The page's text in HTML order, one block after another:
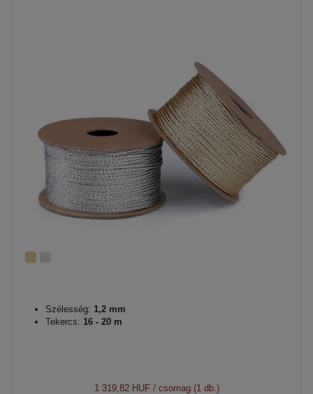
Szélesség: 1,2 mm
Tekercs: 16 - 20 m
1 319,82 HUF/ csomag (1 db.)